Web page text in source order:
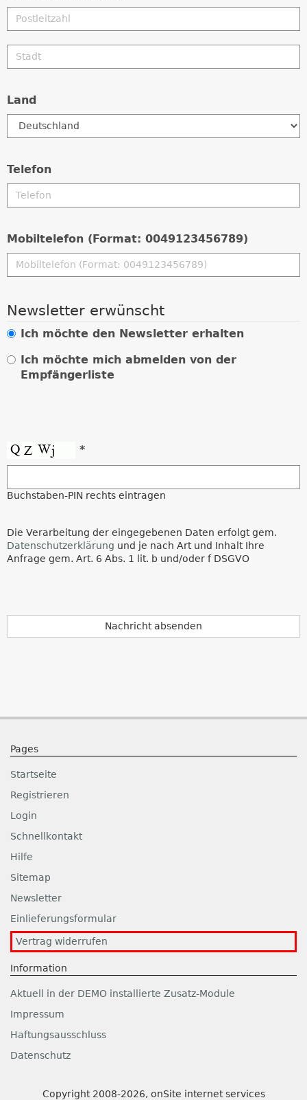
Land
Telefon
Mobiltelefon (Format: 0049123456789)
Newsletter erwünscht
Ich möchte den Newsletter erhalten
Ich möchte mich abmelden von der
Empfängerliste
*
Buchstaben-PIN rechts eintragen
Die Verarbeitung der eingegebenen Daten erfolgt gem.
Datenschutzerklärung und je nach Art und Inhalt Ihre
Anfrage gem. Art. 6 Abs. 1 lit. b und/oder f DSGVO
Nachricht absenden
Pages
Startseite
Registrieren
Login
Schnellkontakt
Hilfe
Sitemap
Newsletter
Einlieferungsformular
Vertrag widerrufen
Information
Aktuell in der DEMO installierte Zusatz-Module
Impressum
Haftungsausschluss
Datenschutz
Copyright 2008-2026, onSite internet services